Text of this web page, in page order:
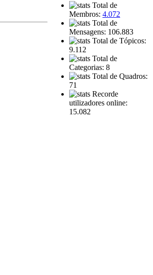
Total de
Membros: 4.072
Total de
Mensagens: 106.883
Total de Tópicos:
9.112
Total de
Categorias: 8
Total de Quadros:
71
Recorde
utilizadores online:
15.082